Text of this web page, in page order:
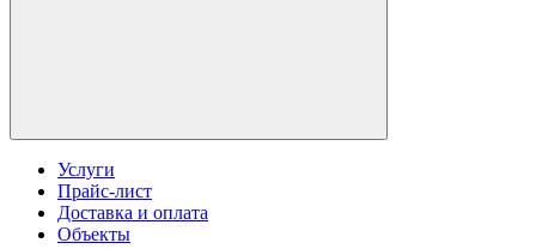
Услуги
Прайс-лист
Доставка и оплата
Объекты